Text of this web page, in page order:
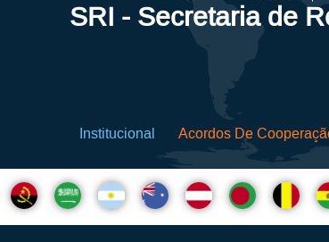
SRI - Secretaria de
Institucional Acordos De